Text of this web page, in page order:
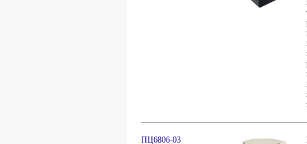
ПЦ6806-03